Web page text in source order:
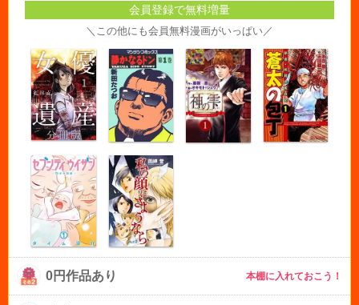
会員登録で無料増量
＼この他にも会員無料漫画がいっぱい／
0円作品あり 本棚に入れておこう！